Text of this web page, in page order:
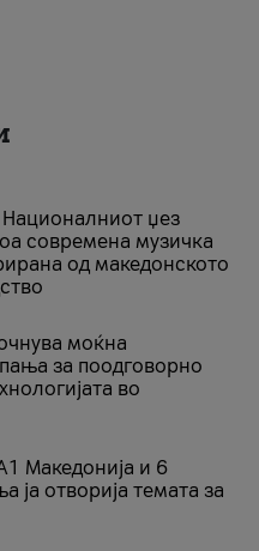
џез
современа музичка
од македонското
моќна
за поодговорно
во
Македонија и 6
ја отворија темата за